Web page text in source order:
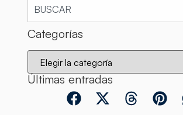
Categorías
Últimas entradas